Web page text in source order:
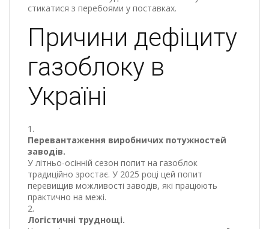
стикатися з перебоями у поставках.
Причини дефіциту
газоблоку в
Україні
Перевантаження виробничих потужностей
заводів.
У літньо-осінній сезон попит на газоблок
традиційно зростає. У 2025 році цей попит
перевищив можливості заводів, які працюють
практично на межі.
Логістичні труднощі.